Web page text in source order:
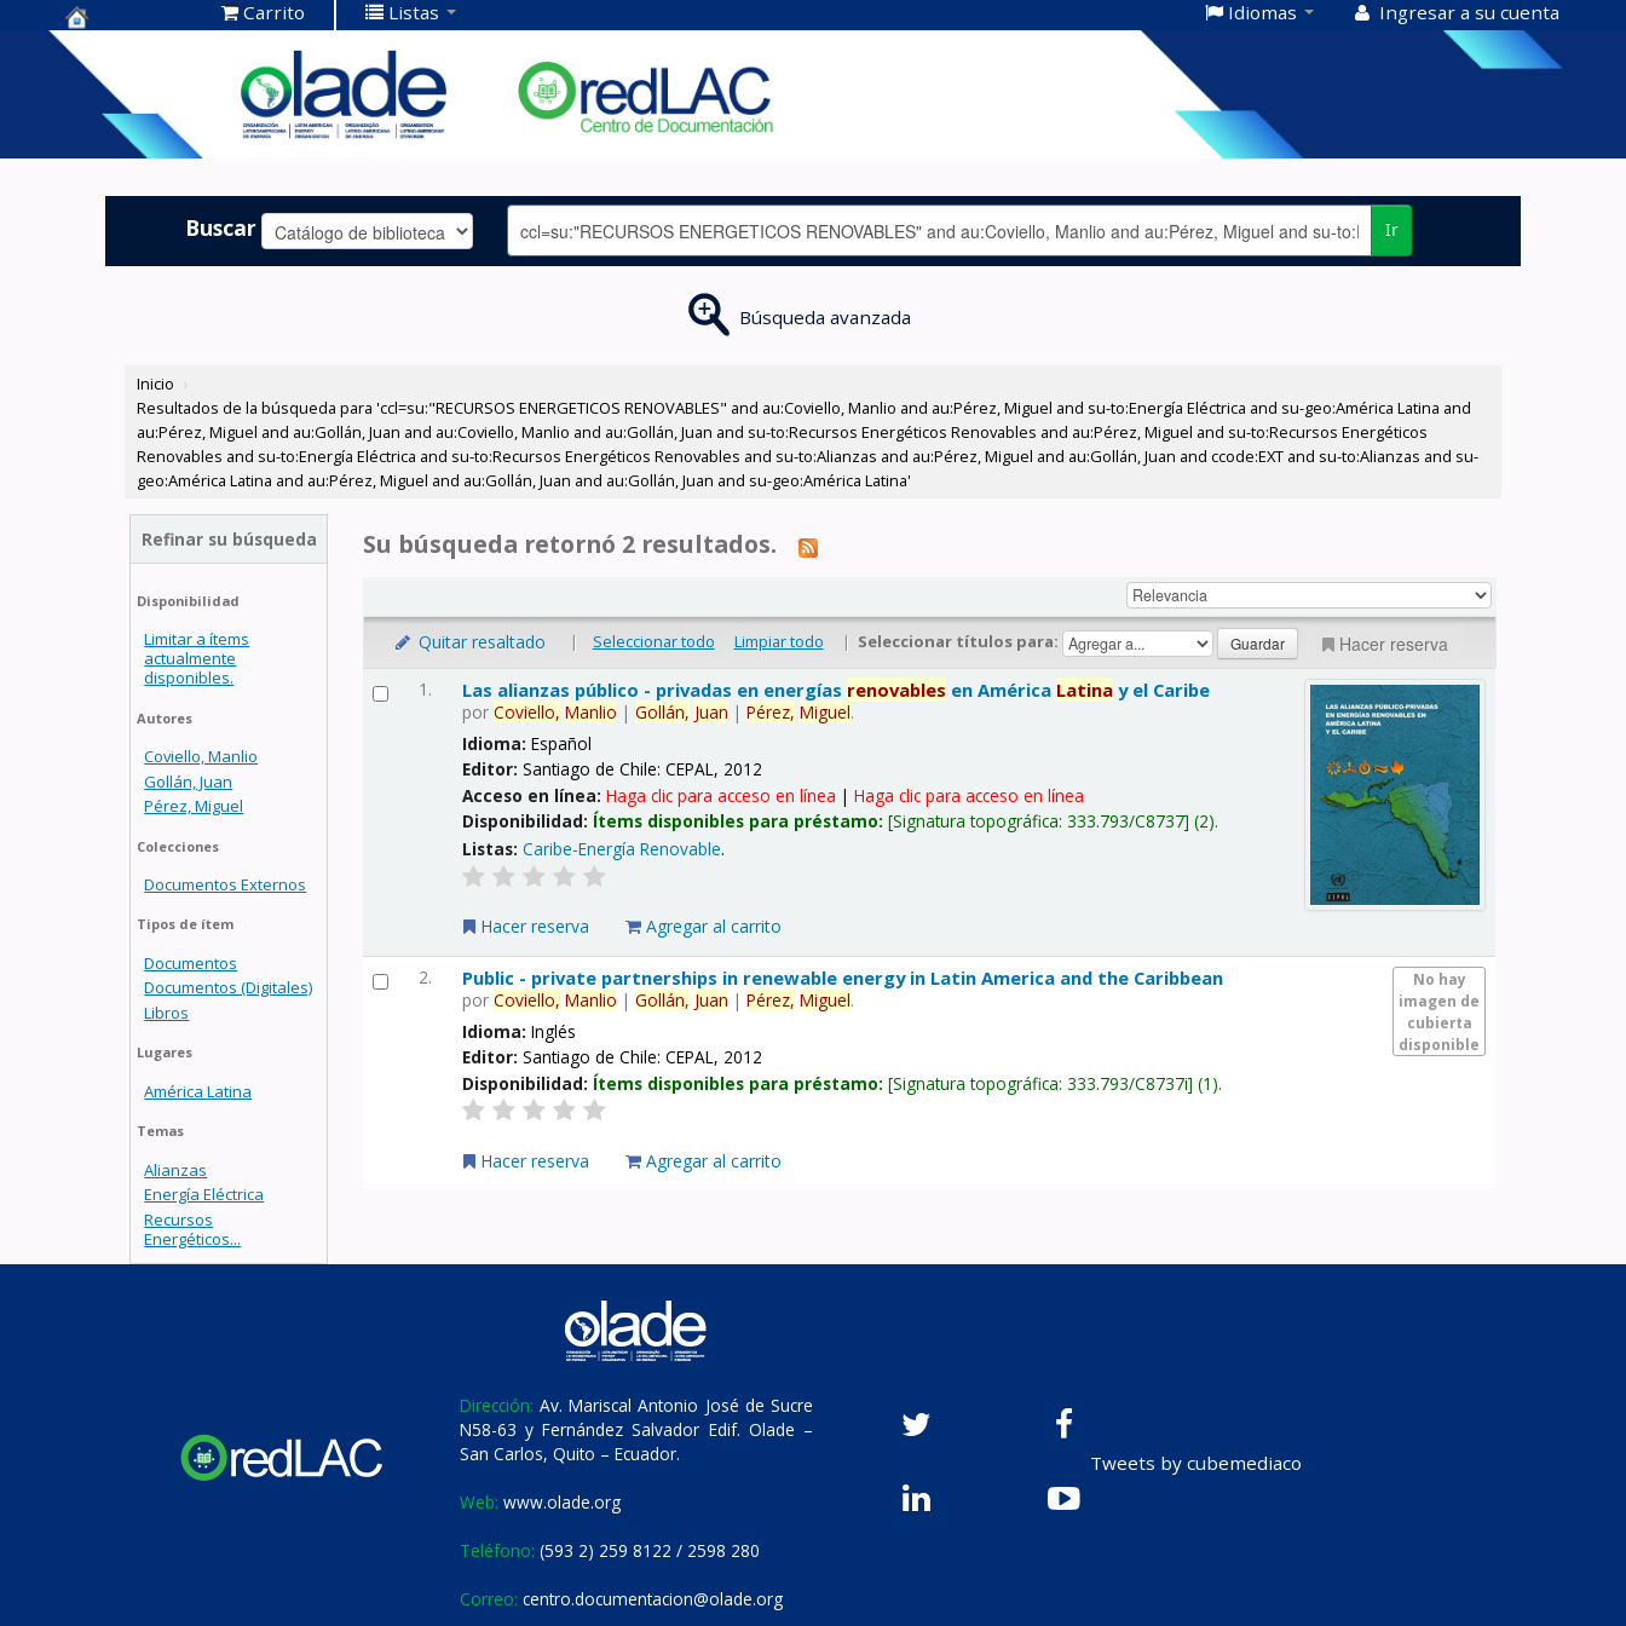
Centro de
Documentación
OLADE -
Carrito Listas Idiomas Ingresar a su cuenta
Buscar Ir
Búsqueda avanzada
Inicio ›
Resultados de la búsqueda para 'ccl=su:"RECURSOS ENERGETICOS RENOVABLES" and au:Coviello, Manlio and au:Pérez, Miguel and su-to:Energía Eléctrica and su-geo:América Latina and
au:Pérez, Miguel and au:Gollán, Juan and au:Coviello, Manlio and au:Gollán, Juan and su-to:Recursos Energéticos Renovables and au:Pérez, Miguel and su-to:Recursos Energéticos
Renovables and su-to:Energía Eléctrica and su-to:Recursos Energéticos Renovables and su-to:Alianzas and au:Pérez, Miguel and au:Gollán, Juan and ccode:EXT and su-to:Alianzas and su-
geo:América Latina and au:Pérez, Miguel and au:Gollán, Juan and au:Gollán, Juan and su-geo:América Latina'
Refinar su búsqueda
Disponibilidad
Limitar a ítems
actualmente
disponibles.
Autores
Coviello, Manlio
Gollán, Juan
Pérez, Miguel
Colecciones
Documentos Externos
Tipos de ítem
Documentos
Documentos (Digitales)
Libros
Lugares
América Latina
Temas
Alianzas
Energía Eléctrica
Recursos
Energéticos...
Su búsqueda retornó 2 resultados.
Quitar resaltado | Seleccionar todo Limpiar todo | Seleccionar títulos para: Hacer reserva
1. Las alianzas público - privadas en energías renovables en América Latina y el Caribe
porCoviello, Manlio |Gollán, Juan |Pérez, Miguel.
Idioma:Español
Editor:Santiago de Chile: CEPAL, 2012
Acceso en línea:Haga clic para acceso en línea |Haga clic para acceso en línea
Disponibilidad: Ítems disponibles para préstamo: Signatura topográfica:333.793/C8737 (2).
Listas: Caribe-Energía Renovable.
Hacer reserva Agregar al carrito
2.
No hay
imagen de
cubierta
disponible
Public - private partnerships in renewable energy in Latin America and the Caribbean
porCoviello, Manlio |Gollán, Juan |Pérez, Miguel.
Idioma:Inglés
Editor:Santiago de Chile: CEPAL, 2012
Disponibilidad: Ítems disponibles para préstamo: Signatura topográfica:333.793/C8737i (1).
Hacer reserva Agregar al carrito
Dirección: Av. Mariscal Antonio José de Sucre
N58-63 y Fernández Salvador Edif. Olade –
San Carlos, Quito – Ecuador.
Web: www.olade.org
Teléfono: (593 2) 259 8122 / 2598 280
Correo: centro.documentacion@olade.org
Tweets by cubemediaco